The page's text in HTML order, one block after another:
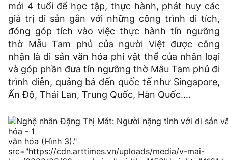
mới 4 tuổi để học tập, thực hành, phát huy các
giá trị di sản gắn với những công trình di tích,
đóng góp tích vào việc thực hành tín ngưỡng
thờ Mẫu Tam phủ của người Việt được công
nhận là di sản văn hóa phi vật thể của nhân loại
và góp phần đưa tín ngưỡng thờ Mẫu Tam phủ đi
trình diễn, quảng bá đến quốc tế như Singapore,
Ấn Độ, Thái Lan, Trung Quốc, Hàn Quốc….
văn hóa (Hình 3)."
src="https://cdn.arttimes.vn/uploads/media/v-mai-